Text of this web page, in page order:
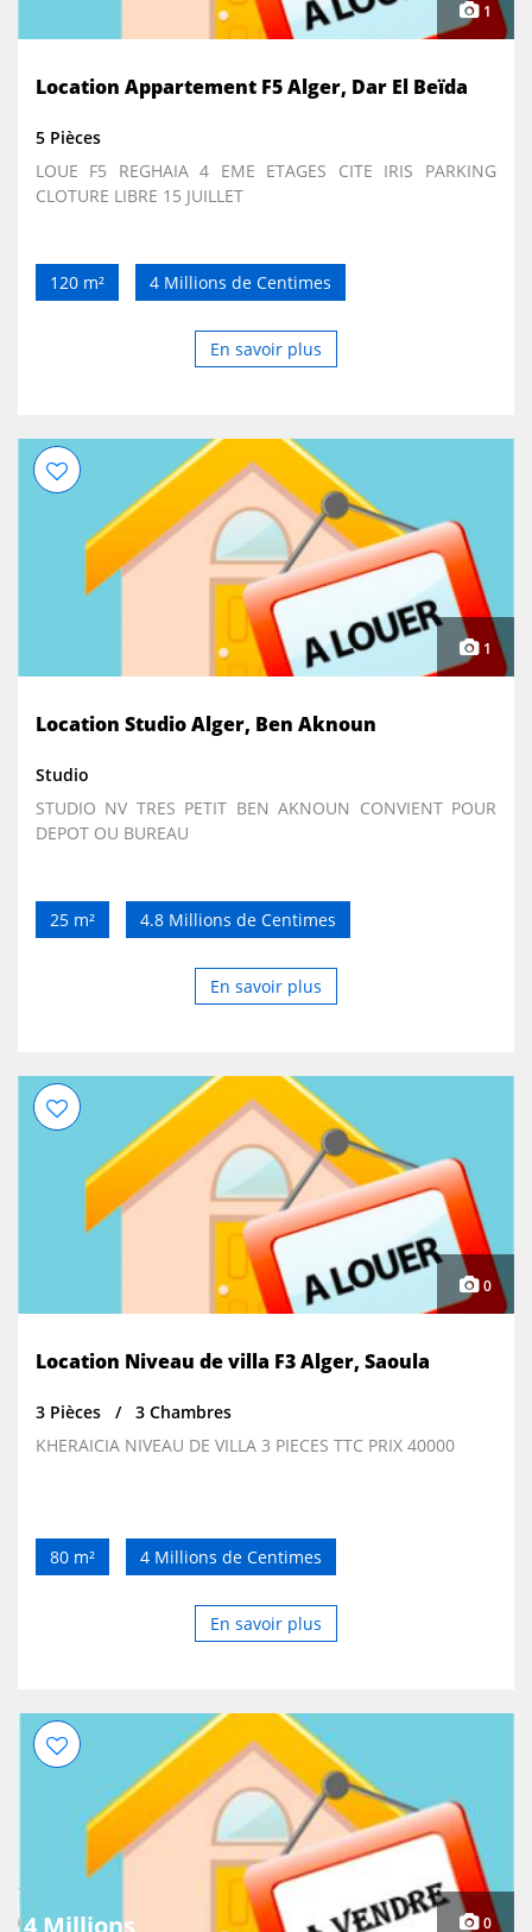
1
Location Appartement F5 Alger, Dar El Beïda
5 Pièces
LOUE F5 REGHAIA 4 EME ETAGES CITE IRIS PARKING
CLOTURE LIBRE 15 JUILLET
120 m² 4 Millions de Centimes
En savoir plus
1
Location Studio Alger, Ben Aknoun
Studio
STUDIO NV TRES PETIT BEN AKNOUN CONVIENT POUR
DEPOT OU BUREAU
25 m² 4.8 Millions de Centimes
En savoir plus
0
Location Niveau de villa F3 Alger, Saoula
3 Pièces
3 Chambres
KHERAICIA NIVEAU DE VILLA 3 PIECES TTC PRIX 40000
80 m² 4 Millions de Centimes
En savoir plus
4 Millions 0